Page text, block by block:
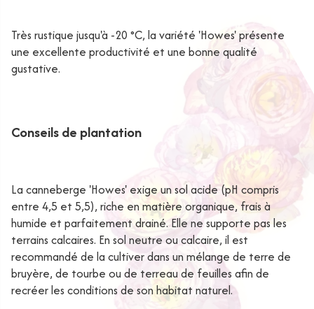
Très rustique jusqu'à -20 °C, la variété 'Howes' présente
une excellente productivité et une bonne qualité
gustative.
Conseils de plantation
La canneberge 'Howes' exige un sol acide (pH compris
entre 4,5 et 5,5), riche en matière organique, frais à
humide et parfaitement drainé. Elle ne supporte pas les
terrains calcaires. En sol neutre ou calcaire, il est
recommandé de la cultiver dans un mélange de terre de
bruyère, de tourbe ou de terreau de feuilles afin de
recréer les conditions de son habitat naturel.